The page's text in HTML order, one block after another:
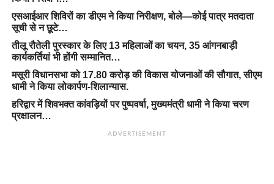
एसआईआर शिविरों का डीएम ने किया निरीक्षण, बोले—कोई पात्र मतदाता
सूची से न छूटे…
तीलू रौतेली पुरस्कार के लिए 13 महिलाओं का चयन, 35 आंगनबाड़ी
कार्यकर्तियां भी होंगी सम्मानित…
मसूरी विधानसभा को 17.80 करोड़ की विकास योजनाओं की सौगात, सीएम
धामी ने किया लोकार्पण-शिलान्यास.
हरिद्वार में शिवभक्त कांवड़ियों पर पुष्पवर्षा, मुख्यमंत्री धामी ने किया चरण
प्रक्षालन…
ADVERTISEMENT